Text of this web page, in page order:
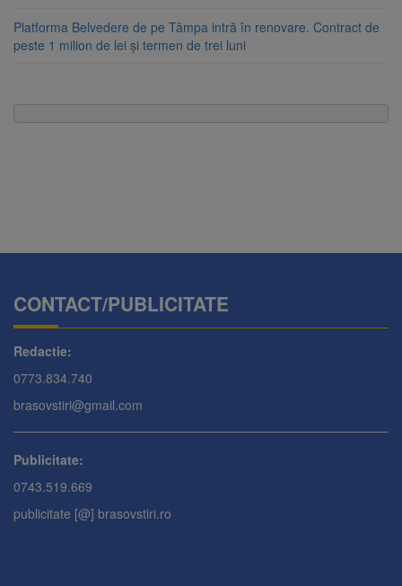
Platforma Belvedere de pe Tâmpa intră în renovare. Contract de
peste 1 milion de lei și termen de trei luni
CONTACT/PUBLICITATE
Redactie:
0773.834.740
brasovstiri@gmail.com
Publicitate:
0743.519.669
publicitate [@] brasovstiri.ro